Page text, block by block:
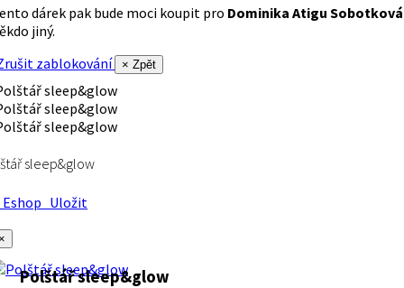
dárek pak bude moci koupit pro Dominika Atigu Sobotková
jiný.
zablokování
× Zpět
sleep&glow
Uložit
Polštář sleep&glow